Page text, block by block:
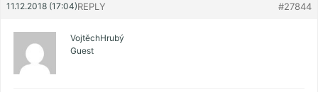
11.12.2018 (17:04) #27844
REPLY
VojtěchHrubý
Guest